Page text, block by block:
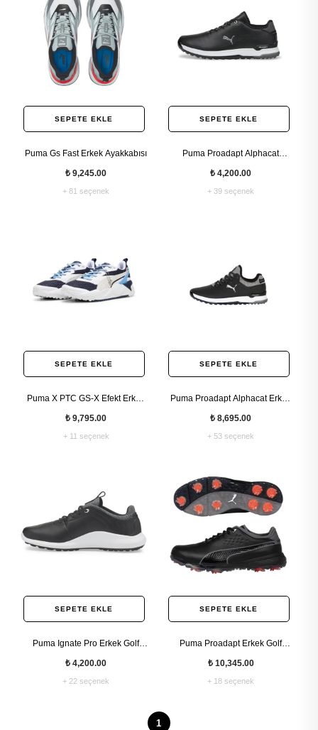
SEPETE EKLE
Puma Gs Fast Erkek Ayakkabısı
₺ 9,245.00
+ 81 seçenek
SEPETE EKLE
Puma Proadapt Alphacat
Ayakkabısı
₺ 4,200.00
+ 39 seçenek
SEPETE EKLE
Puma X PTC GS-X Efekt Erkek
₺ 9,795.00
+ 11 seçenek
SEPETE EKLE
Puma Proadapt Alphacat Erkek
₺ 8,695.00
+ 53 seçenek
SEPETE EKLE
Puma Ignate Pro Erkek Golf
₺ 4,200.00
+ 22 seçenek
SEPETE EKLE
Puma Proadapt Erkek Golf
₺ 10,345.00
+ 18 seçenek
1